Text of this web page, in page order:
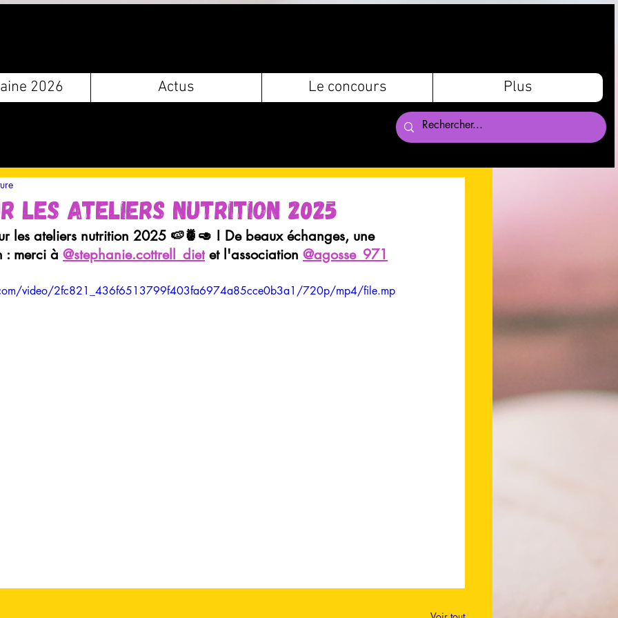
2026 Actus Le concours Plus
les ateliers nutrition 2025
les ateliers nutrition 2025 🍉🍍🥑 ! De beaux échanges, une
: merci à @stephanie.cottrell_diet et l'association @agosse_971
video/2fc821_436f6513799f403fa6974a85cce0b3a1/720p/mp4/file.mp